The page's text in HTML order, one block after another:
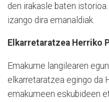
den irakasle baten
izango dira emanaldiak.
Elkarretaratzea Herriko
Emakume langilearen
elkarretaratzea egingo da
emakumeen eskubideen